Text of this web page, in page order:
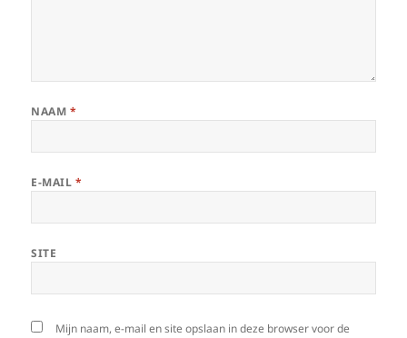
NAAM *
E-MAIL *
SITE
Mijn naam, e-mail en site opslaan in deze browser voor de